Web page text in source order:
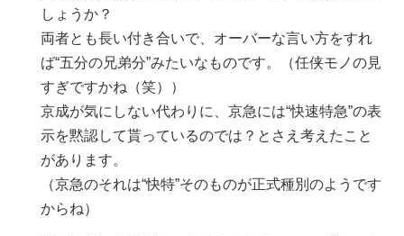
しょうか？
両者とも長い付き合いで、オーバーな言い方をすれ
ば“五分の兄弟分”みたいなものです。（任侠モノの見
すぎですかね（笑））
京成が気にしない代わりに、京急には“快速特急”の表
示を黙認して貰っているのでは？とさえ考えたこと
があります。
（京急のそれは“快特”そのものが正式種別のようです
からね）